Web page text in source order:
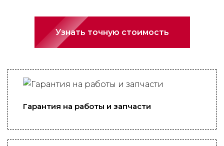
Узнать точную стоимость
Гарантия на работы и запчасти